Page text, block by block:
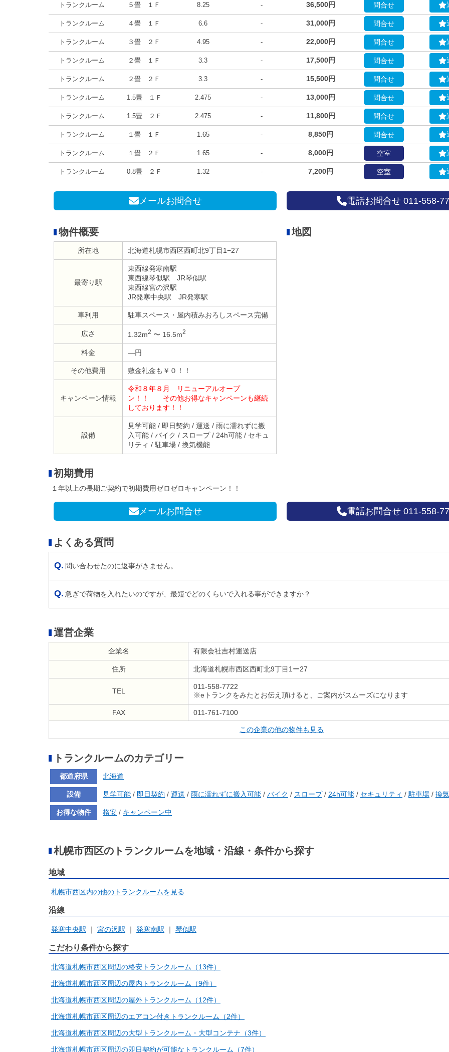
トランクルーム ５畳 １Ｆ 8.25 - 36,500円 問合せ
トランクルーム ４畳 １Ｆ 6.6 - 31,000円 問合せ
トランクルーム ３畳 ２Ｆ 4.95 - 22,000円 問合せ
トランクルーム ２畳 １Ｆ 3.3 - 17,500円 問合せ
トランクルーム ２畳 ２Ｆ 3.3 - 15,500円 問合せ
トランクルーム 1.5畳 １Ｆ 2.475 - 13,000円 問合せ
トランクルーム 1.5畳 ２Ｆ 2.475 - 11,800円 問合せ
トランクルーム １畳 １Ｆ 1.65 - 8,850円 問合せ
トランクルーム １畳 ２Ｆ 1.65 - 8,000円 空室
トランクルーム 0.8畳 ２Ｆ 1.32 - 7,200円 空室
メールお問合せ 電話お問合せ 011-558-
物件概要
所在地 北海道札幌市西区西町北9丁目1−27
最寄り駅
東西線発寒南駅
東西線琴似駅 JR琴似駅
東西線宮の沢駅
JR発寒中央駅 JR発寒駅
車利用 駐車スペース・屋内積みおろしスペース完備
広さ 1.32m2 〜 16.5m2
料金 —円
その他費用 敷金礼金も￥０！！
キャンペーン情報
令和８年８月 リニューアルオープ
ン！！ その他お得なキャンペーンも継続
しております！！
設備
見学可能 / 即日契約 / 運送 / 雨に濡れずに搬
入可能 / バイク / スロープ / 24h可能 / セキュ
リティ / 駐車場 / 換気機能
地図
初期費用
１年以上の長期ご契約で初期費用ゼロゼロキャンペーン！！
メールお問合せ 電話お問合せ 011-558-
よくある質問
問い合わせたのに返事がきません。
急ぎで荷物を入れたいのですが、最短でどのくらいで入れる事ができますか？
運営企業
企業名 有限会社吉村運送店
住所 北海道札幌市西区西町北9丁目1ー27
TEL
011-558-7722
※eトランクをみたとお伝え頂けると、ご案内がスムーズになります
FAX 011-761-7100
この企業の他の物件も見る
トランクルームのカテゴリー
都道府県 北海道
設備 見学可能 / 即日契約 / 運送 / 雨に濡れずに搬入可能 / バイク / スロープ/ 24h可能 / セキュリティ / 駐車場 / 換
お得な物件 格安 / キャンペーン中
札幌市西区のトランクルームを地域・沿線・条件から探す
地域
札幌市西区内の他のトランクルームを見る
沿線
発寒中央駅 宮の沢駅 発寒南駅 琴似駅
こだわり条件から探す
北海道札幌市西区周辺の格安トランクルーム（13件）
北海道札幌市西区周辺の屋内トランクルーム（9件）
北海道札幌市西区周辺の屋外トランクルーム（12件）
北海道札幌市西区周辺のエアコン付きトランクルーム（2件）
北海道札幌市西区周辺の大型トランクルーム・大型コンテナ（3件）
北海道札幌市西区周辺の即日契約が可能なトランクルーム（7件）